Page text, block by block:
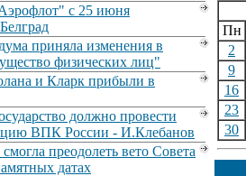
с 25 июня
приняла изменения в
физических лиц"
и Кларк прибыли в
должно провести
ВПК России - И.Клебанов
преодолеть вето Совета
датах
Пн
2
9
16
23
30